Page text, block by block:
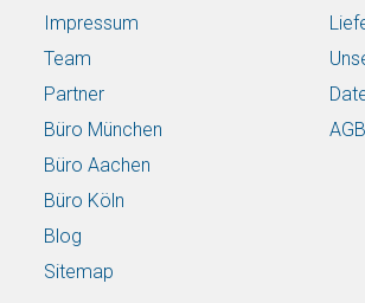
Impressum
Team
Partner
Büro München
Büro Aachen
Büro Köln
Blog
Sitemap
AGB